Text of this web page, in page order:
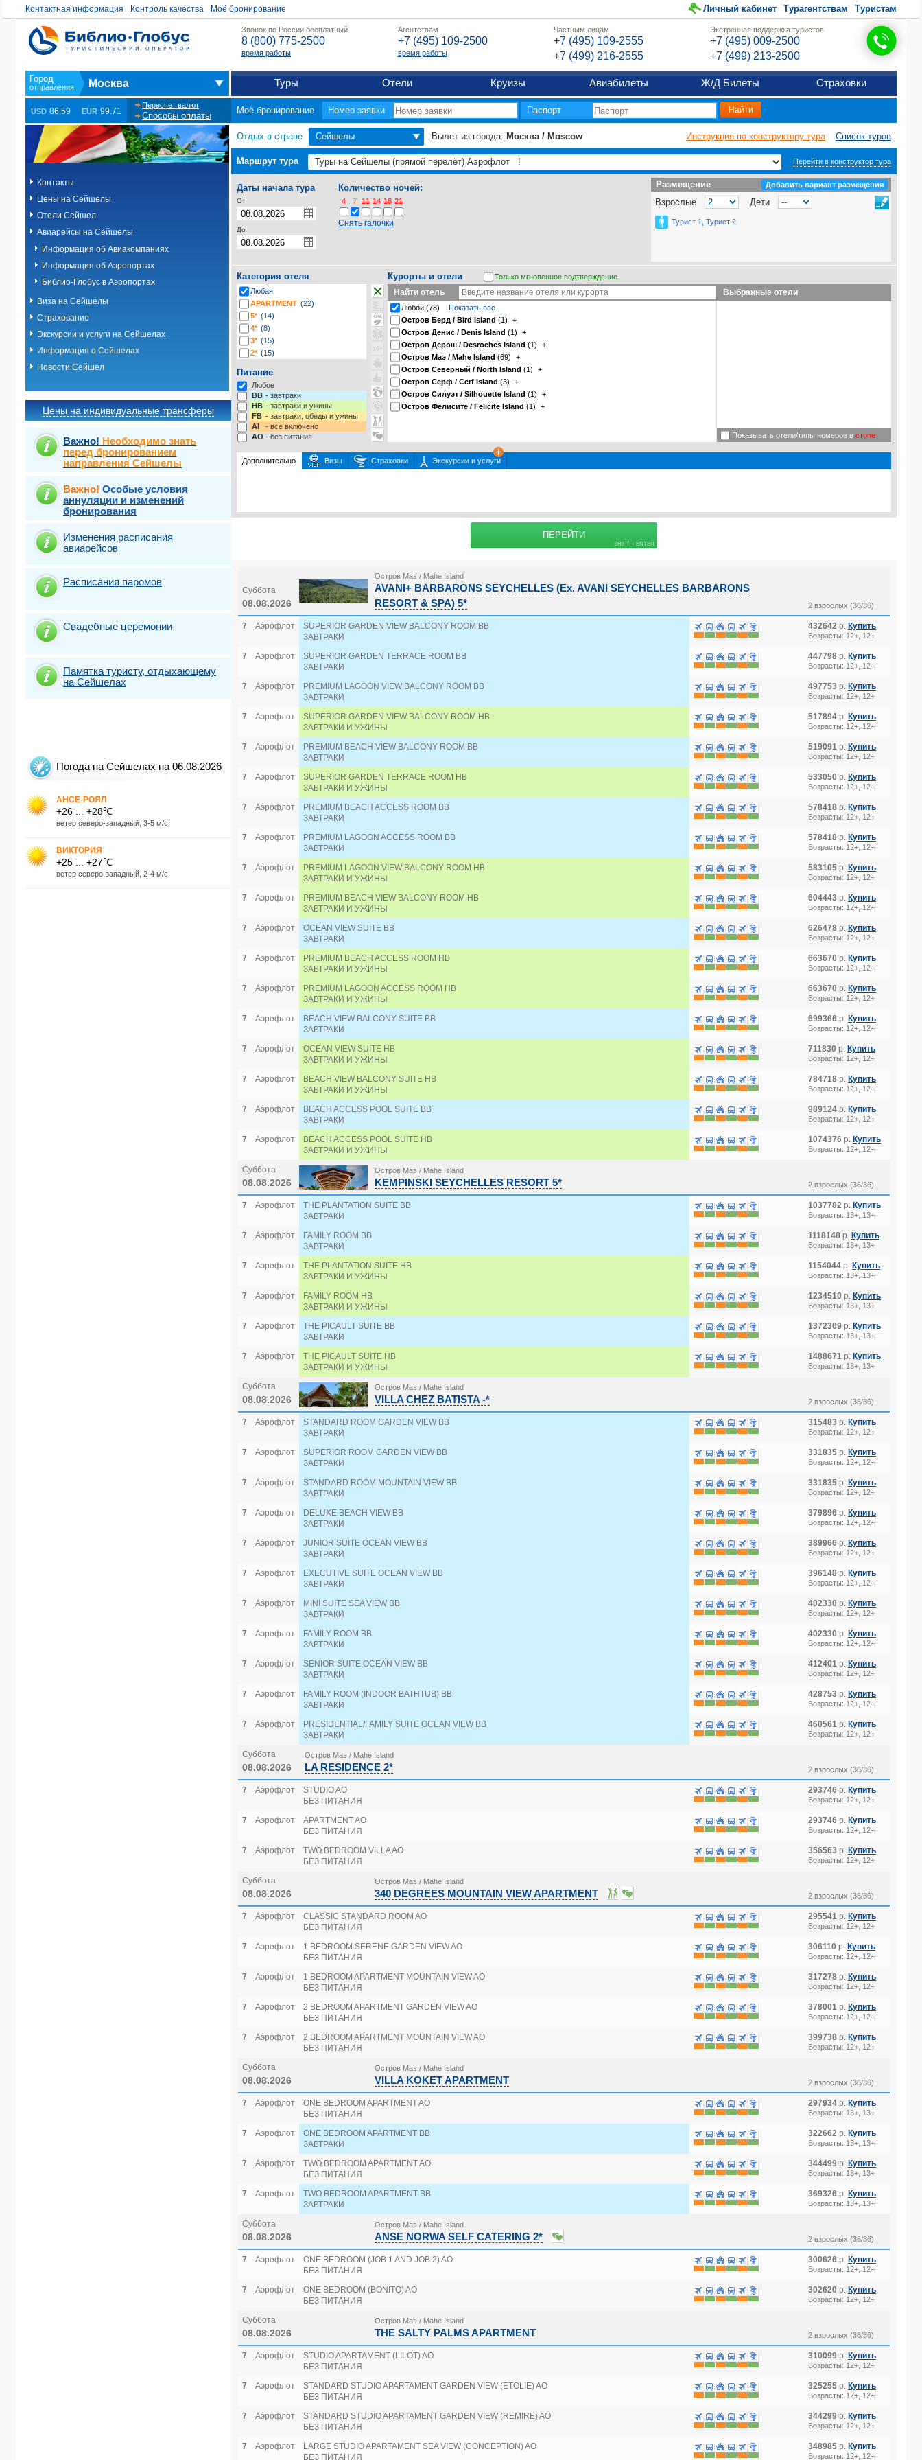
Контактная информация Контроль качества Моё бронирование Личный кабинет Турагентствам Туристам
Звонок по России бесплатный
8 (800) 775-2500
время работы
Агентствам
+7 (495) 109-2500
время работы
Частным лицам
+7 (495) 109-2555
+7 (499) 216-2555
Экстренная поддержка туристов
+7 (495) 009-2500
+7 (499) 213-2500
Москва Туры Отели Круизы Авиабилеты Ж/Д Билеты Страховки
USD 86.59 EUR 99.71
Пересчет валют
Способы оплаты
Моё бронирование Номер заявки Паспорт
Контакты
Цены на Сейшелы
Отели Сейшел
Авиарейсы на Сейшелы
Информация об Авиакомпаниях
Информация об Аэропортах
Библио-Глобус в Аэропортах
Виза на Сейшелы
Страхование
Экскурсии и услуги на Сейшелах
Информация о Сейшелах
Новости Сейшел
Цены на индивидуальные трансферы
Важно! Необходимо знать
перед бронированием
направления Сейшелы
Важно! Особые условия
аннуляции и изменений
бронирования
Изменения расписания
авиарейсов
Расписания паромов
Свадебные церемонии
Памятка туристу, отдыхающему
на Сейшелах
Погода на Сейшелах на 06.08.2026
АНСЕ-РОЯЛ
+26 ... +28℃
ветер северо-западный, 3-5 м/с
ВИКТОРИЯ
+25 ... +27℃
ветер северо-западный, 2-4 м/с
Отдых в стране Сейшелы Вылет из города: Москва / Moscow Инструкция по конструктору тура Список туров
Маршрут тура Перейти в конструктор тура
Даты начала тура
От
До
Размещение
Размещение Добавить вариант размещения
Взрослые Дети
Турист 1, Турист 2
Количество ночей:
4 7 11 14 18 21
Снять галочки
Категория отеля
Любая
APARTMENT (22)
5* (14)
4* (8)
3* (15)
2* (15)
Питание
Любое
BB - завтраки
HB - завтраки и ужины
FB - завтраки, обеды и ужины
AI
- все включено
AO - без питания
Только мгновенное подтверждение
Показывать отели/типы номеров в стопе
Выбранные отели
Курорты и отели
Найти отель
Любой (78)
Показать все
Остров Берд / Bird Island (1)
+
Остров Денис / Denis Island (1)
+
Остров Дерош / Desroches Island (1)
+
Остров Маэ / Mahe Island (69)
+
Остров Северный / North Island (1)
+
Остров Серф / Cerf Island (3)
+
Остров Силуэт / Silhouette Island (1)
+
Остров Фелисите / Felicite Island (1) +
Дополнительно Визы Страховки Экскурсии и услуги
ПЕРЕЙТИ
Суббота
08.08.2026
Остров Маэ / Mahe Island
AVANI+ BARBARONS SEYCHELLES (Ex. AVANI SEYCHELLES BARBARONS
RESORT & SPA) 5*
2 взрослых (36/36)
7 Аэрофлот
SUPERIOR GARDEN VIEW BALCONY ROOM BB
ЗАВТРАКИ
432642 р. Купить
Возрасты: 12+, 12+
7 Аэрофлот
SUPERIOR GARDEN TERRACE ROOM BB
ЗАВТРАКИ
447798 р. Купить
Возрасты: 12+, 12+
7 Аэрофлот
PREMIUM LAGOON VIEW BALCONY ROOM BB
ЗАВТРАКИ
497753 р. Купить
Возрасты: 12+, 12+
7 Аэрофлот
SUPERIOR GARDEN VIEW BALCONY ROOM HB
ЗАВТРАКИ И УЖИНЫ
517894 р. Купить
Возрасты: 12+, 12+
7 Аэрофлот
PREMIUM BEACH VIEW BALCONY ROOM BB
ЗАВТРАКИ
519091 р. Купить
Возрасты: 12+, 12+
7 Аэрофлот
SUPERIOR GARDEN TERRACE ROOM HB
ЗАВТРАКИ И УЖИНЫ
533050 р. Купить
Возрасты: 12+, 12+
7 Аэрофлот
PREMIUM BEACH ACCESS ROOM BB
ЗАВТРАКИ
578418 р. Купить
Возрасты: 12+, 12+
7 Аэрофлот
PREMIUM LAGOON ACCESS ROOM BB
ЗАВТРАКИ
578418 р. Купить
Возрасты: 12+, 12+
7 Аэрофлот
PREMIUM LAGOON VIEW BALCONY ROOM HB
ЗАВТРАКИ И УЖИНЫ
583105 р. Купить
Возрасты: 12+, 12+
7 Аэрофлот
PREMIUM BEACH VIEW BALCONY ROOM HB
ЗАВТРАКИ И УЖИНЫ
604443 р. Купить
Возрасты: 12+, 12+
7 Аэрофлот
OCEAN VIEW SUITE BB
ЗАВТРАКИ
626478 р. Купить
Возрасты: 12+, 12+
7 Аэрофлот
PREMIUM BEACH ACCESS ROOM HB
ЗАВТРАКИ И УЖИНЫ
663670 р. Купить
Возрасты: 12+, 12+
7 Аэрофлот
PREMIUM LAGOON ACCESS ROOM HB
ЗАВТРАКИ И УЖИНЫ
663670 р. Купить
Возрасты: 12+, 12+
7 Аэрофлот
BEACH VIEW BALCONY SUITE BB
ЗАВТРАКИ
699366 р. Купить
Возрасты: 12+, 12+
7 Аэрофлот
OCEAN VIEW SUITE HB
ЗАВТРАКИ И УЖИНЫ
711830 р. Купить
Возрасты: 12+, 12+
7 Аэрофлот
BEACH VIEW BALCONY SUITE HB
ЗАВТРАКИ И УЖИНЫ
784718 р. Купить
Возрасты: 12+, 12+
7 Аэрофлот
BEACH ACCESS POOL SUITE BB
ЗАВТРАКИ
989124 р. Купить
Возрасты: 12+, 12+
7 Аэрофлот
BEACH ACCESS POOL SUITE HB
ЗАВТРАКИ И УЖИНЫ
1074376 р. Купить
Возрасты: 12+, 12+
Суббота
08.08.2026
Остров Маэ / Mahe Island
KEMPINSKI SEYCHELLES RESORT 5* 2 взрослых (36/36)
7 Аэрофлот
THE PLANTATION SUITE BB
ЗАВТРАКИ
1037782 р. Купить
Возрасты: 13+, 13+
7 Аэрофлот
FAMILY ROOM BB
ЗАВТРАКИ
1118148 р. Купить
Возрасты: 13+, 13+
7 Аэрофлот
THE PLANTATION SUITE HB
ЗАВТРАКИ И УЖИНЫ
1154044 р. Купить
Возрасты: 13+, 13+
7 Аэрофлот
FAMILY ROOM HB
ЗАВТРАКИ И УЖИНЫ
1234510 р. Купить
Возрасты: 13+, 13+
7 Аэрофлот
THE PICAULT SUITE BB
ЗАВТРАКИ
1372309 р. Купить
Возрасты: 13+, 13+
7 Аэрофлот
THE PICAULT SUITE HB
ЗАВТРАКИ И УЖИНЫ
1488671 р. Купить
Возрасты: 13+, 13+
Суббота
08.08.2026
Остров Маэ / Mahe Island
VILLA CHEZ BATISTA -* 2 взрослых (36/36)
7 Аэрофлот
STANDARD ROOM GARDEN VIEW BB
ЗАВТРАКИ
315483 р. Купить
Возрасты: 12+, 12+
7 Аэрофлот
SUPERIOR ROOM GARDEN VIEW BB
ЗАВТРАКИ
331835 р. Купить
Возрасты: 12+, 12+
7 Аэрофлот
STANDARD ROOM MOUNTAIN VIEW BB
ЗАВТРАКИ
331835 р. Купить
Возрасты: 12+, 12+
7 Аэрофлот
DELUXE BEACH VIEW BB
ЗАВТРАКИ
379896 р. Купить
Возрасты: 12+, 12+
7 Аэрофлот
JUNIOR SUITE OCEAN VIEW BB
ЗАВТРАКИ
389966 р. Купить
Возрасты: 12+, 12+
7 Аэрофлот
EXECUTIVE SUITE OCEAN VIEW BB
ЗАВТРАКИ
396148 р. Купить
Возрасты: 12+, 12+
7 Аэрофлот
MINI SUITE SEA VIEW BB
ЗАВТРАКИ
402330 р. Купить
Возрасты: 12+, 12+
7 Аэрофлот
FAMILY ROOM BB
ЗАВТРАКИ
402330 р. Купить
Возрасты: 12+, 12+
7 Аэрофлот
SENIOR SUITE OCEAN VIEW BB
ЗАВТРАКИ
412401 р. Купить
Возрасты: 12+, 12+
7 Аэрофлот
FAMILY ROOM (INDOOR BATHTUB) BB
ЗАВТРАКИ
428753 р. Купить
Возрасты: 12+, 12+
7 Аэрофлот
PRESIDENTIAL/FAMILY SUITE OCEAN VIEW BB
ЗАВТРАКИ
460561 р. Купить
Возрасты: 12+, 12+
Суббота
08.08.2026
Остров Маэ / Mahe Island
LA RESIDENCE 2* 2 взрослых (36/36)
7 Аэрофлот
STUDIO AO
БЕЗ ПИТАНИЯ
293746 р. Купить
Возрасты: 12+, 12+
7 Аэрофлот
APARTMENT AO
БЕЗ ПИТАНИЯ
293746 р. Купить
Возрасты: 12+, 12+
7 Аэрофлот
TWO BEDROOM VILLA AO
БЕЗ ПИТАНИЯ
356563 р. Купить
Возрасты: 12+, 12+
Суббота
08.08.2026
Остров Маэ / Mahe Island
340 DEGREES MOUNTAIN VIEW APARTMENT 2 взрослых (36/36)
7 Аэрофлот
CLASSIC STANDARD ROOM AO
БЕЗ ПИТАНИЯ
295541 р. Купить
Возрасты: 12+, 12+
7 Аэрофлот
1 BEDROOM SERENE GARDEN VIEW AO
БЕЗ ПИТАНИЯ
306110 р. Купить
Возрасты: 12+, 12+
7 Аэрофлот
1 BEDROOM APARTMENT MOUNTAIN VIEW AO
БЕЗ ПИТАНИЯ
317278 р. Купить
Возрасты: 12+, 12+
7 Аэрофлот
2 BEDROOM APARTMENT GARDEN VIEW AO
БЕЗ ПИТАНИЯ
378001 р. Купить
Возрасты: 12+, 12+
7 Аэрофлот
2 BEDROOM APARTMENT MOUNTAIN VIEW AO
БЕЗ ПИТАНИЯ
399738 р. Купить
Возрасты: 12+, 12+
Суббота
08.08.2026
Остров Маэ / Mahe Island
VILLA KOKET APARTMENT 2 взрослых (36/36)
7 Аэрофлот
ONE BEDROOM APARTMENT AO
БЕЗ ПИТАНИЯ
297934 р. Купить
Возрасты: 13+, 13+
7 Аэрофлот
ONE BEDROOM APARTMENT BB
ЗАВТРАКИ
322662 р. Купить
Возрасты: 13+, 13+
7 Аэрофлот
TWO BEDROOM APARTMENT AO
БЕЗ ПИТАНИЯ
344499 р. Купить
Возрасты: 13+, 13+
7 Аэрофлот
TWO BEDROOM APARTMENT BB
ЗАВТРАКИ
369326 р. Купить
Возрасты: 13+, 13+
Суббота
08.08.2026
Остров Маэ / Mahe Island
ANSE NORWA SELF CATERING 2* 2 взрослых (36/36)
7 Аэрофлот
ONE BEDROOM (JOB 1 AND JOB 2) AO
БЕЗ ПИТАНИЯ
300626 р. Купить
Возрасты: 12+, 12+
7 Аэрофлот
ONE BEDROOM (BONITO) AO
БЕЗ ПИТАНИЯ
302620 р. Купить
Возрасты: 12+, 12+
Суббота
08.08.2026
Остров Маэ / Mahe Island
THE SALTY PALMS APARTMENT 2 взрослых (36/36)
7 Аэрофлот
STUDIO APARTAMENT (LILOT) AO
БЕЗ ПИТАНИЯ
310099 р. Купить
Возрасты: 12+, 12+
7 Аэрофлот
STANDARD STUDIO APARTAMENT GARDEN VIEW (ETOLIE) AO
БЕЗ ПИТАНИЯ
325255 р. Купить
Возрасты: 12+, 12+
7 Аэрофлот
STANDARD STUDIO APARTAMENT GARDEN VIEW (REMIRE) AO
БЕЗ ПИТАНИЯ
344299 р. Купить
Возрасты: 12+, 12+
7 Аэрофлот
LARGE STUDIO APARTAMENT SEA VIEW (CONCEPTION) AO
БЕЗ ПИТАНИЯ
348985 р. Купить
Возрасты: 12+, 12+